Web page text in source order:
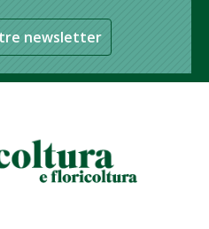
newsletter